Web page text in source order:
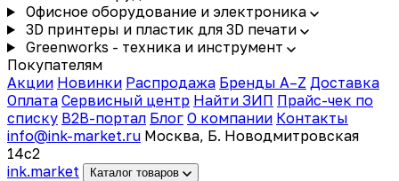
Офисное оборудование и электроника
3D принтеры и пластик для 3D печати
Greenworks - техника и инструмент
Покупателям
Акции Новинки Распродажа Бренды A–Z Доставка
Оплата Сервисный центр Найти ЗИП Прайс-чек по
списку B2B-портал Блог О компании Контакты
info@ink-market.ru Москва, Б. Новодмитровская
14с2
ink.market Каталог товаров